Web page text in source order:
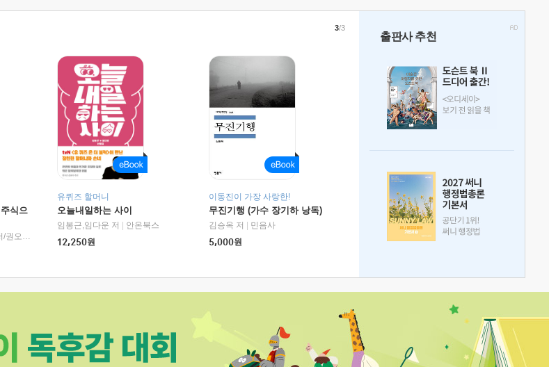
식으
서정,제시모어,쓰리쿼터 저/권오태,시그널리포트 편
유퀴즈 할머니
오늘내일하는 사이
임봉근,임다운 저
안온북스
12,250원
이동진이 가장 사랑한!
무진기행 (가수 장기하 낭독)
김승옥 저
민음사
5,000원
3/3
출판사 추천